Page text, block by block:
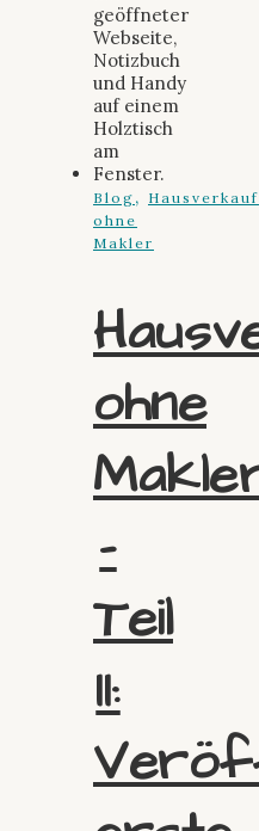
Blog , Hausverkauf
ohne
Makler
ohne
–
Teil
II: